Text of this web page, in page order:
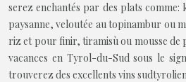
serez enchantés par des plats
paysanne, veloutée au topinambur ou
riz et pour finir, tiramisù ou mousse de
vacances en Tyrol-du-Sud sous le
trouverez des excellents vins